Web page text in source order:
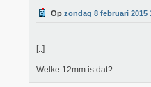
Op zondag 8 februari 2015
[..]
Welke 12mm is dat?